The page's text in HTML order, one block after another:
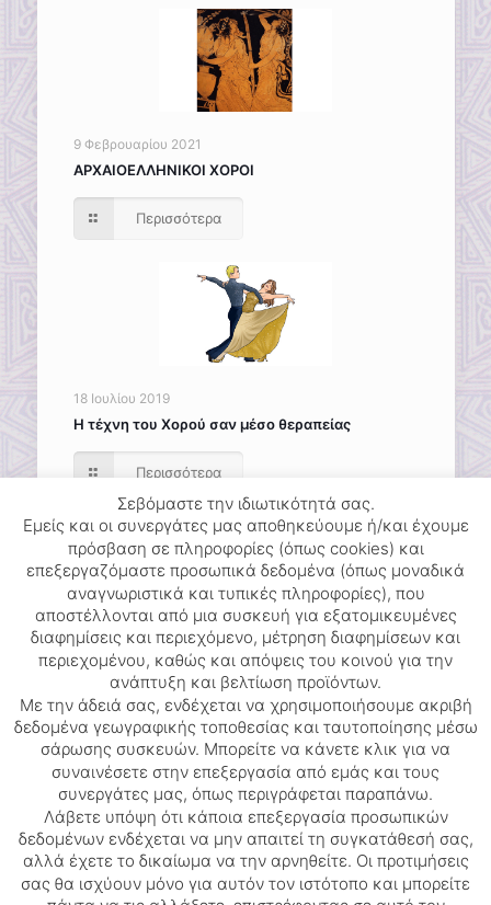
9 Φεβρουαρίου 2021
ΑΡΧΑΙΟΕΛΛΗΝΙΚΟΙ ΧΟΡΟΙ
Περισσότερα
18 Ιουλίου 2019
Η τέχνη του Χορού σαν µέσο θεραπείας
Περισσότερα
15 Ιουλίου 2019
ΠΟΛΕΜΙΚΗ ΤΕΧΝΗ ΚΑΙ ΧΟΡΟΣ
Περισσότερα
© 2026 dance-library. All Rights Reserved.
Σεβόμαστε την ιδιωτικότητά σας.
Εμείς και οι συνεργάτες μας αποθηκεύουμε ή/και έχουμε
πρόσβαση σε πληροφορίες (όπως cookies) και
επεξεργαζόμαστε προσωπικά δεδομένα (όπως μοναδικά
αναγνωριστικά και τυπικές πληροφορίες), που
αποστέλλονται από μια συσκευή για εξατομικευμένες
διαφημίσεις και περιεχόμενο, μέτρηση διαφημίσεων και
περιεχομένου, καθώς και απόψεις του κοινού για την
ανάπτυξη και βελτίωση προϊόντων.
Με την άδειά σας, ενδέχεται να χρησιμοποιήσουμε ακριβή
δεδομένα γεωγραφικής τοποθεσίας και ταυτοποίησης μέσω
σάρωσης συσκευών. Μπορείτε να κάνετε κλικ για να
συναινέσετε στην επεξεργασία από εμάς και τους
συνεργάτες μας, όπως περιγράφεται παραπάνω.
Λάβετε υπόψη ότι κάποια επεξεργασία προσωπικών
δεδομένων ενδέχεται να μην απαιτεί τη συγκατάθεσή σας,
αλλά έχετε το δικαίωμα να την αρνηθείτε. Οι προτιμήσεις
σας θα ισχύουν μόνο για αυτόν τον ιστότοπο και μπορείτε